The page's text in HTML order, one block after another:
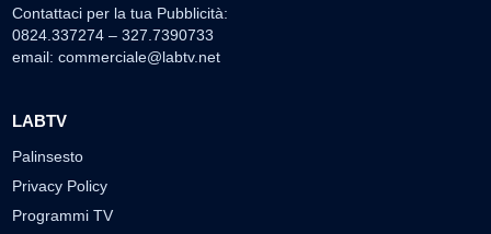
Contattaci per la tua Pubblicità:
0824.337274 – 327.7390733
email: commerciale@labtv.net
LABTV
Palinsesto
Privacy Policy
Programmi TV